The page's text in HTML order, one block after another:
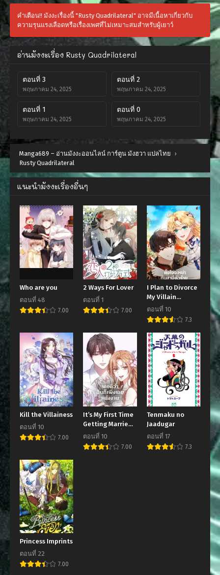
คำเตือน!! มังงะเรื่องนี้ "Rusty Quadrilateral" อาจมีเนื้อหาเกี่ยวกับ
ความรุนแรงเลือดหรือเรื่องเพศที่ไม่เหมาะสมสำหรับผู้เยาว์
อ่านมังงะเรื่อง Rusty Quadrilateral
ตอนที่ 3
พฤษภาคม 24, 2025
ตอนที่ 2
พฤษภาคม 24, 2025
ตอนที่ 1
พฤษภาคม 24, 2025
ตอนที่ 0
พฤษภาคม 24, 2025
Manga689 – อ่านมังงะออนไลน์ การ์ตูน มังฮวา แปลไทย ›
Rusty Quadrilateral
แนะนำมังงะเรื่องอื่นๆ
Who are you
ตอนที่ 48
7.00
2 Ways For Lover
ตอนที่ 1
7.00
I Plan to Divorce
My Villain
Husband but We
Have A Child
ตอนที่ 10
7.3
Kill the Villainess
ตอนที่ 10
7.00
It’s My First Time
Getting Married
พอดีว่าฉันก็เพิ่งเคย
แต่งงาน
ตอนที่ 10
7.00
Tenmaku no
Jaadugar
ตอนที่ 17
7.3
Princess Imprints
ตอนที่ 22
7.00